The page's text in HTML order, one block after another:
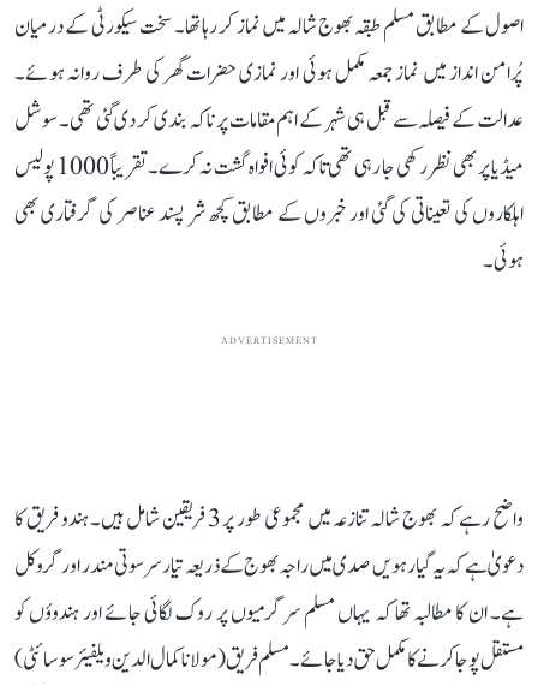
اصول کے مطابق مسلم طبقہ بھوج شالہ میں نماز کر رہا تھا۔ سخت سیکورٹی کے درمیان
پُرامن انداز میں نماز جمعہ مکمل ہوئی اور نمازی حضرات گھر کی طرف روانہ ہوئے۔
عدالت کے فیصلہ سے قبل ہی شہر کے اہم مقامات پر ناکہ بندی کر دی گئی تھی۔ سوشل
میڈیا پر بھی نظر رکھی جا رہی تھی تاکہ کوئی افواہ گشت نہ کرے۔ تقریباً 1000 پولیس
اہلکاروں کی تعیناتی کی گئی اور خبروں کے مطابق کچھ شر پسند عناصر کی گرفتاری بھی
ہوئی۔
ADVERTISEMENT
واضح رہے کہ بھوج شالہ تنازعہ میں مجموعی طور پر 3 فریقین شامل ہیں۔ ہندو فریق کا
دعویٰ ہے کہ یہ گیارہویں صدی میں راجہ بھوج کے ذریعہ تیار سرسوتی مندر اور گروکل
ہے۔ ان کا مطالبہ تھا کہ یہاں مسلم سرگرمیوں پر روک لگائی جائے اور ہندوؤں کو
مستقل پوجا کرنے کا مکمل حق دیا جائے۔ مسلم فریق (مولانا کمال الدین ویلفیئر سوسائٹی)